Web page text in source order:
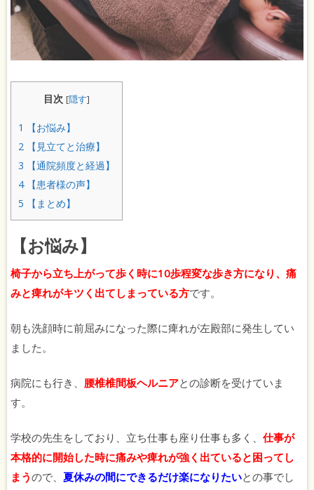
目次 [隠す]
1
【お悩み】
2 【見立てと治療】
3 【通院頻度と経過】
4【患者様の声】
5 【まとめ】
【お悩み】
椅子から立ち上がって歩く時に10歩程変な歩き方になり、痛
みと痺れがキツく出てしまっている方です。
朝も洗顔時に前屈みになった際に痺れが左殿部に発生してい
ました。
病院にも行き、 腰椎椎間板ヘルニアとの診断を受けていま
す。
学校の先生をしており、立ち仕事も座り仕事も多く、 仕事が
本格的に開始した時に痛みや痺れが強く出ていると困ってし
まうので、 夏休みの間にできるだけ楽になりたいとの事でし